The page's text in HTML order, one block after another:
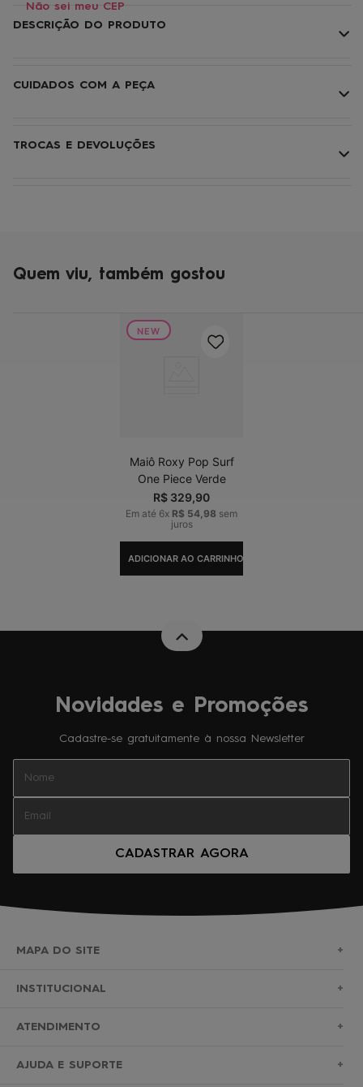
Não sei meu CEP
DESCRIÇÃO DO PRODUTO
CUIDADOS COM A PEÇA
TROCAS E DEVOLUÇÕES
Quem viu, também gostou
NEW
Maiô Roxy Pop Surf
One Piece Verde
R$ 329,90
Em até 6x R$ 54 98 sem
juros
ADICIONAR AO CARRINHO
Novidades e Promoções
Cadastre-se gratuitamente à nossa Newsletter
CADASTRAR AGORA
MAPA DO SITE +
SURF
INSTITUCIONAL +
SOBRE NÓS
ATENDIMENTO +
(11)2010-1028
AJUDA E SUPORTE +